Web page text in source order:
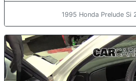
1995 Honda Prelude Si